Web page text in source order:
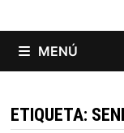
MENÚ
ETIQUETA: